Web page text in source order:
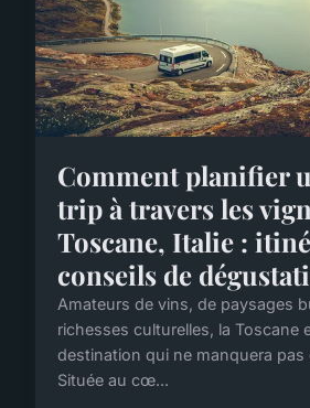
Comment planifier
trip à travers les
Toscane, Italie :
conseils de
Amateurs de vins, de paysages
richesses culturelles, la Toscane
destination qui ne manquera pas
Située au cœ...